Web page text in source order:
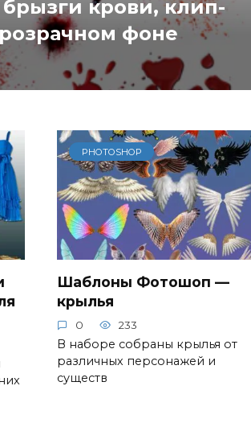
крови, клип-
фоне
PHOTOSHOP
Шаблоны Фотошоп —
крылья
0 233
В наборе собраны крылья от
различных персонажей и
существ